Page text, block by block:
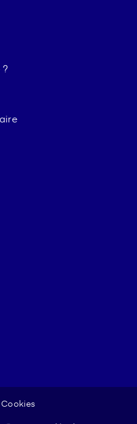
Cookies